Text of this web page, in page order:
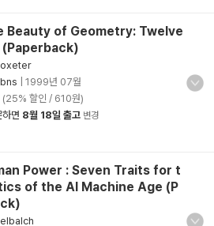
Beauty of Geometry: Twelve
(Paperback)
1999년 07월
(25% 할인 / 610원)
면 8월 18일 출고 변경
Power : Seven Traits for t
of the AI Machine Age (P